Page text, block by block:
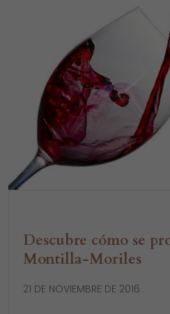
Descubre cómo se
Montilla-Moriles
21 DE NOVIEMBRE DE 2016